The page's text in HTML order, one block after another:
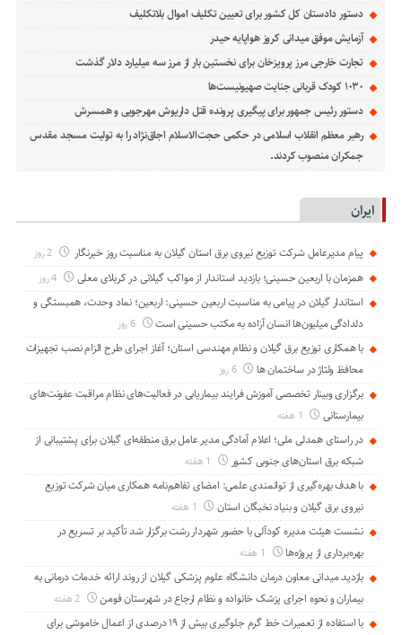
دستور دادستان کل کشور برای تعیین تکلیف اموال بلاتکلیف
آزمایش موفق میدانی کروز هواپایه حیدر
تجارت خارجی مرز پرویزخان برای نخستین بار از مرز سه میلیارد دلار گذشت
۱۰۳۰ کودک قربانی جنایت صهیونیست‌ها
دستور رئیس جمهور برای پیگیری پرونده قتل داریوش مهرجویی و همسرش
رهبر معظم انقلاب اسلامی در حکمی حجت‌الاسلام اجاق‌نژاد را به تولیت مسجد مقدس
جمکران منصوب کردند.
ایران
پیام مدیرعامل شركت توزیع نیروی برق استان گیلان به مناسبت روز خبرنگار ‌ 2 روز
همزمان با اربعین حسینی؛ بازدید استاندار از مواکب گیلانی در کربلای معلی 4 روز
استاندار گیلان در پیامی به مناسبت اربعین حسینی: اربعین؛ نماد وحدت، همبستگی و
دلدادگی میلیون‌ها انسان آزاده به مکتب حسینی است
6 روز
با همکاری توزیع برق گیلان و نظام مهندسی استان؛ آغاز اجرای طرح الزام نصب تجهیزات
محافظ ولتاژ در ساختمان ها
6 روز
برگزاری وبینار تخصصی آموزش فرایند بیماریابی در فعالیت‌های نظام مراقبت عفونت‌های
بیمارستانی
1 هفته
در راستای همدلی ملی؛ اعلام آمادگی مدیر عامل برق منطقه‌ای گیلان برای پشتیبانی از
شبكه برق استان‌های جنوبی كشور
1 هفته
با هدف بهره‌گیری از توانمندی علمی: امضای تفاهم‌نامه همكاری میان شركت توزیع
نیروی برق گیلان و بنیاد نخبگان استان
1 هفته
نشست هیئت مدیره کودآلی با حضور شهردار رشت برگزار شد تأکید بر تسریع در
بهره‌برداری از پروژه‌ها
1 هفته
بازدید میدانی معاون درمان دانشگاه علوم پزشکی گیلان از روند ارائه خدمات درمانی به
بیماران و نحوه اجرای پزشک خانواده و نظام ارجاع در شهرستان فومن
2 هفته
با استفاده از تعمیرات خط گرم جلوگیری بیش از ۱۹ درصدی از اعمال خاموشی برای